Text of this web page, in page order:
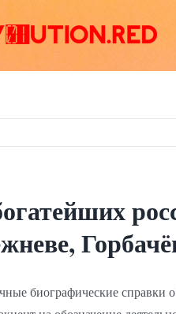
биографические справки